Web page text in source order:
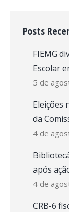
Posts
FIEMG
Escolar
5 de
Eleições
da
4 de
após
4 de
CRB-6